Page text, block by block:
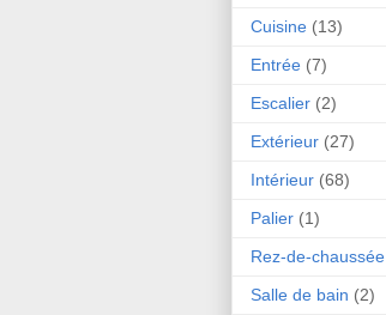
Cuisine (13)
Entrée (7)
Escalier (2)
Extérieur (27)
Intérieur (68)
Palier (1)
Rez-de-chaussée
Salle de bain (2)